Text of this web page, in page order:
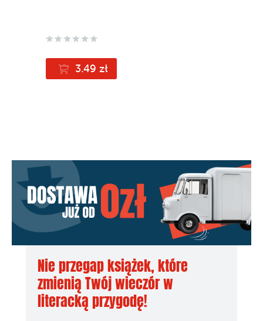
3.49 zł
Nie przegap książek, które
zmienią Twój wieczór w
literacką przygodę!